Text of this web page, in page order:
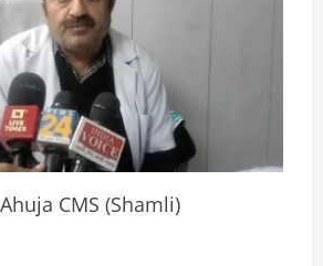
CMS (Shamli)